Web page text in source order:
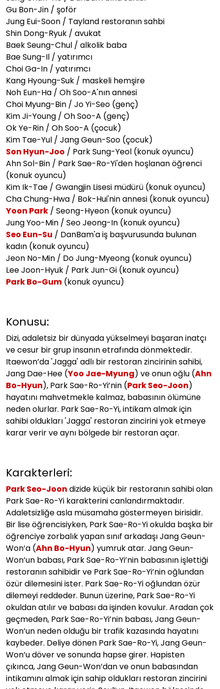
Gu Bon-Jin / şoför
Jung Eui-Soon / Tayland restoranın sahbi
Shin Dong-Ryuk / avukat
Baek Seung-Chul / alkolik baba
Bae Sung-Il / yatırımcı
Choi Ga-In / yatırımcı
Kang Hyoung-Suk / maskeli hemşire
Noh Eun-Ha / Oh Soo-A'nın annesi
Choi Myung-Bin / Jo Yi-Seo (genç)
Kim Ji-Young / Oh Soo-A (genç)
Ok Ye-Rin / Oh Soo-A (çocuk)
Kim Tae-Yul / Jang Geun-Soo (çocuk)
Son Hyun-Joo / Park Sung-Yeol (konuk oyuncu)
Ahn Sol-Bin / Park Sae-Ro-Yi'den hoşlanan öğrenci
(konuk oyuncu)
Kim Ik-Tae / Gwangjin Lisesi müdürü (konuk oyuncu)
Cha Chung-Hwa / Bok-Hui'nin annesi (konuk oyuncu)
Yoon Park / Seong-Hyeon (konuk oyuncu)
Jung Yoo-Min / Seo Jeong-In (konuk oyuncu)
Seo Eun-Su / DanBam'a iş başvurusunda bulunan
kadın (konuk oyuncu)
Jeon No-Min / Do Jung-Myeong (konuk oyuncu)
Lee Joon-Hyuk / Park Jun-Gi (konuk oyuncu)
Park Bo-Gum (konuk oyuncu)
Konusu:
Dizi, adaletsiz bir dünyada yükselmeyi başaran inatçı
ve cesur bir grup insanın etrafında dönmektedir.
Itaewon’da 'Jagga' adlı bir restoran zincirinin sahibi,
Jang Dae-Hee (Yoo Jae-Myung) ve onun oğlu (Ahn
Bo-Hyun), Park Sae-Ro-Yi’nin (Park Seo-Joon)
hayatını mahvetmekle kalmaz, babasının ölümüne
neden olurlar. Park Sae-Ro-Yi, intikam almak için
sahibi oldukları 'Jagga' restoran zincirini yok etmeye
karar verir ve aynı bölgede bir restoran açar.
Karakterleri:
Park Seo-Joon dizide küçük bir restoranın sahibi olan
Park Sae-Ro-Yi karakterini canlandırmaktadır.
Adaletsizliğe asla müsamaha göstermeyen birisidir.
Bir lise öğrencisiyken, Park Sae-Ro-Yi okulda başka bir
öğrenciye zorbalık yapan sınıf arkadaşı Jang Geun-
Won’a (Ahn Bo-Hyun) yumruk atar. Jang Geun-
Won’un babası, Park Sae-Ro-Yi’nin babasının işlettiği
restoranın sahibidir ve Park Sae-Ro-Yi’nin oğlundan
özür dilemesini ister. Park Sae-Ro-Yi oğlundan özür
dilemeyi reddeder. Bunun üzerine, Park Sae-Ro-Yi
okuldan atılır ve babası da işinden kovulur. Aradan çok
geçmeden, Park Sae-Ro-Yi’nin babası, Jang Geun-
Won’un neden olduğu bir trafik kazasında hayatını
kaybeder. Deliye dönen Park Sae-Ro-Yi, Jang Geun-
Won’u döver ve sonunda hapse girer. Hapisten
çıkınca, Jang Geun-Won’dan ve onun babasından
intikamını almak için sahip oldukları restoran zincirini